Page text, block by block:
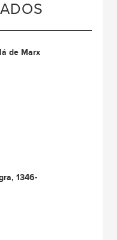
de Marx
1346-